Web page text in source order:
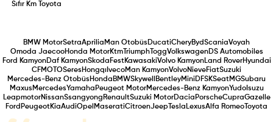
Sıfır Km
Toyota
BMW MotorSetraAprilia Man Otobüs DucatiCheryBydScaniaVoyah
Omoda JaecooHonda MotorKtmTriumphToggVolkswagenDS Automobiles
Ford KamyonDaf KamyonSkoda FestKawasakiVolvo KamyonLand RoverHyundai
CFMOTOSeres Hongqı IvecoMan KamyonVolvoNieveFiatSuzuki
Mercedes-Benz Otobüs Honda BMWSkywell BentleyMini DFSKSeatMGSubaru
Maxus MercedesYamaha Peugeot MotorMercedes-Benz KamyonYudoIsuzu
LeapmotorNissanSsangyong RenaultSuzuki MotorDacia PorscheCupraGazelle
Ford PeugeotKiaAudiOpel MaseratiCitroenJeep Tesla LexusAlfa Romeo Toyota